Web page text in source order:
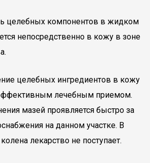
целебных компонентов в жидком
непосредственно в кожу в зоне
целебных ингредиентов в кожу
лечебным приемом.
мазей проявляется быстро за
на данном участке. В
лекарство не поступает.